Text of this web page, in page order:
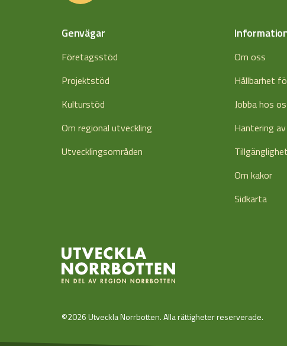
Genvägar
Företagsstöd
Projektstöd
Kulturstöd
Om regional utveckling
Utvecklingsområden
Om oss
Hållbarhet
Jobba hos
Hantering
Om kakor
Sidkarta
©2026 Utveckla Norrbotten. Alla rättigheter reserverade.